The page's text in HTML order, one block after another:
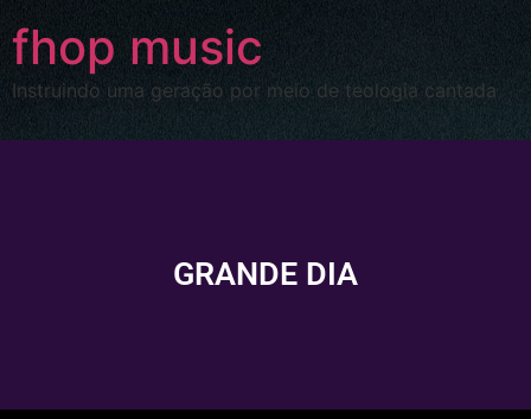
fhop music
Instruindo uma geração por meio de teologia cantada
GRANDE DIA